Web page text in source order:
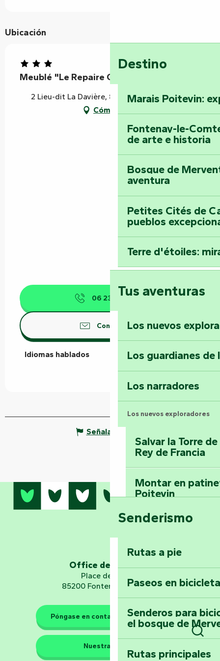
Destino
Marais Poitevin:
Fontenay-le-
de arte e historia
Bosque de
aventura
Petites Cités de
pueblos
Terre d'étoiles:
Tus aventuras
Los nuevos
Los guardianes de
Los narradores
Los nuevos exploradores
Salvar la Torre
Rey de Francia
Montar en
Poitevin
Domine los
Vouvant
Embárquese en
Planetario
Los guardianes de la
Llévese a casa
Senderismo
Rutas a pie
Paseos en
Senderos para
el bosque de
Rutas principales
Ubicación
Meublé "Le Repaire Choisy"
2 Lieu-dit La Davière, 85240 Foussais-Payré
Cómo llegar
06 23 40 73▒▒
Contáctenos
Idiomas hablados
Idiomas hablados
Señalar un error
Office de tourisme
Place de Verdun
85200 Fontenay-le-Comte
Póngase en contacto con nosotros
Nuestras sedes